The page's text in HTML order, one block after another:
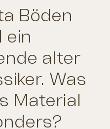
Böden
ein
alter
Was
Material